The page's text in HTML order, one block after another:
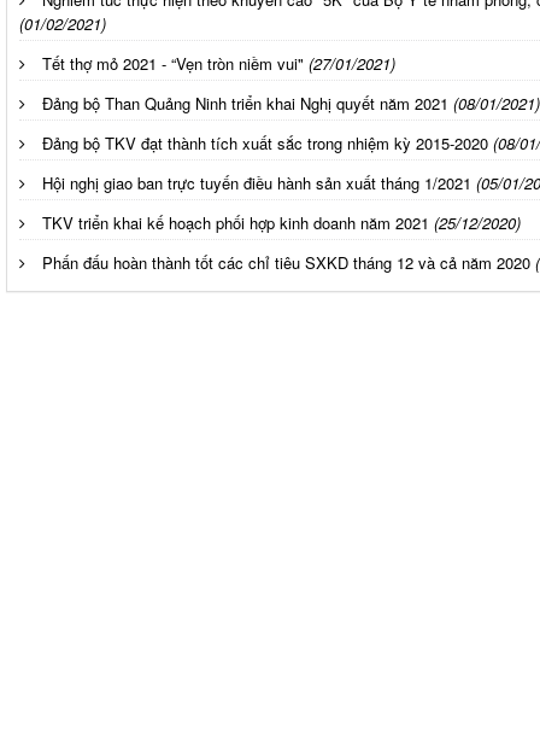
(01/02/2021)
Tết thợ mỏ 2021 - “Vẹn tròn niềm vui" (27/01/2021)
Đảng bộ Than Quảng Ninh triển khai Nghị quyết năm 2021 (08/01/2021)
Đảng bộ TKV đạt thành tích xuất sắc trong nhiệm kỳ 2015-2020 (08/
Hội nghị giao ban trực tuyến điều hành sản xuất tháng 1/2021 (05/01/
TKV triển khai kế hoạch phối hợp kinh doanh năm 2021 (25/12/2020)
Phấn đấu hoàn thành tốt các chỉ tiêu SXKD tháng 12 và cả năm 2020